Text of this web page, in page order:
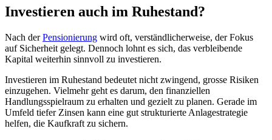
Investieren auch im Ruhestand?
Nach derPensionierung wird oft, verständlicherweise, der Fokus
auf Sicherheit gelegt. Dennoch lohnt es sich, das verbleibende
Kapital weiterhin sinnvoll zu investieren.
Investieren im Ruhestand bedeutet nicht zwingend, grosse Risiken
einzugehen. Vielmehr geht es darum, den finanziellen
Handlungsspielraum zu erhalten und gezielt zu planen. Gerade im
Umfeld tiefer Zinsen kann eine gut strukturierte Anlagestrategie
helfen, die Kaufkraft zu sichern.